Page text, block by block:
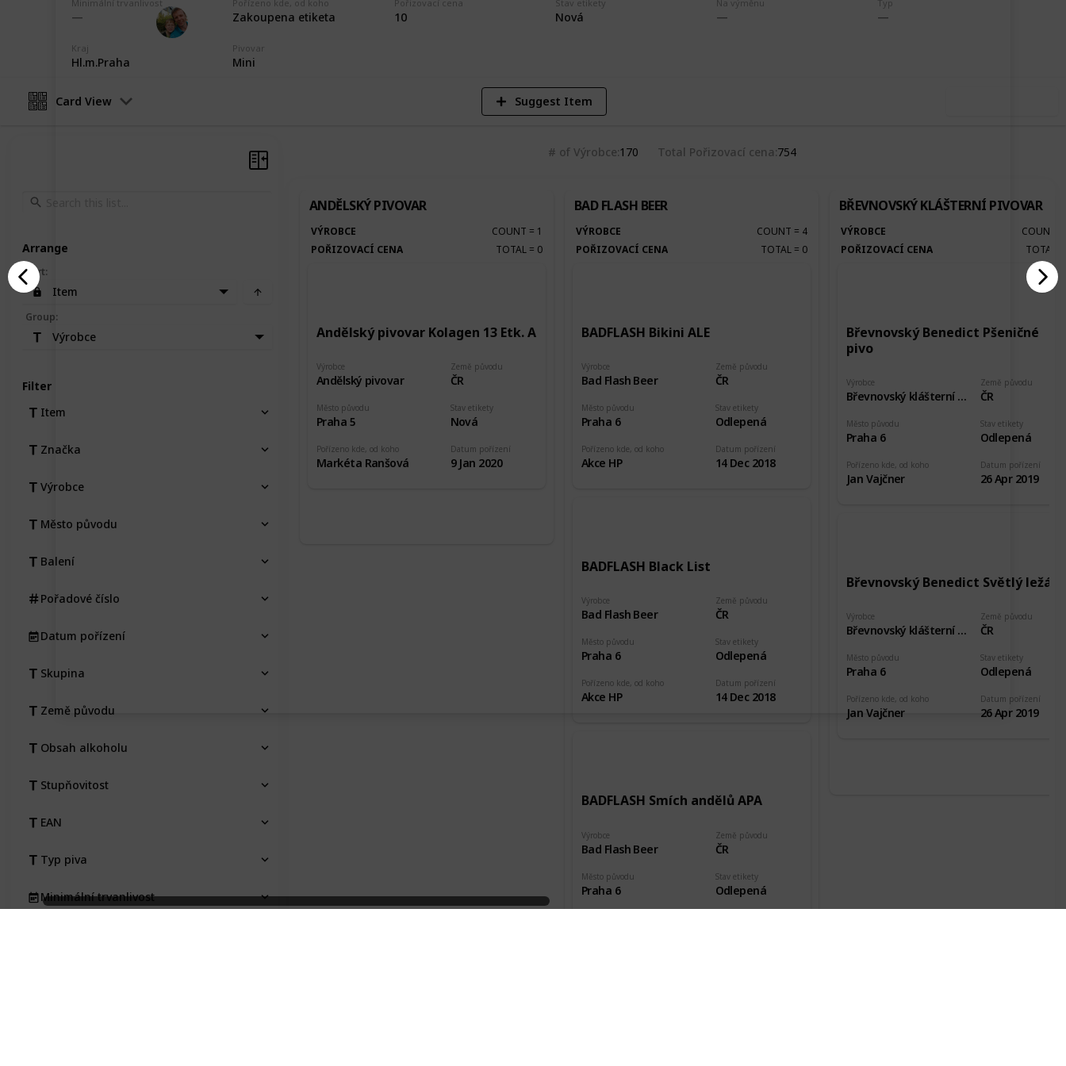
Minimální trvanlivost Pořízeno kde, od koho
Zakoupena etiketa
Pořizovací cena
10
Stav etikety
Nová
Na výměnu Typ
Kraj
Hl.m.Praha
Pivovar
Mini
Marek Ranš 4,851 Share
Card View Suggest Item
# of Výrobce 170 Total Pořizovací cena 754
ANDĚLSKÝ PIVOVAR
VÝROBCE COUNT = 1
POŘIZOVACÍ CENA
TOTAL = 0
Andělský pivovar Kolagen 13 Etk. A
Výrobce
Andělský pivovar
Země původu
ČR
Pořízeno kde, od koho
Markéta Ranšová
Stav etikety
Nová
Datum pořízení
9 Jan 2020
Město původu
Praha 5
BAD FLASH BEER
VÝROBCE COUNT = 4
POŘIZOVACÍ CENA
TOTAL = 0
BADFLASH Bikini ALE
Výrobce
Bad Flash Beer
Země původu
ČR
Pořízeno kde, od koho
Akce HP
Stav etikety
Odlepená
Datum pořízení
14 Dec 2018
Město původu
Praha 6
BADFLASH Black List
Výrobce
Bad Flash Beer
Země původu
ČR
Pořízeno kde, od koho
Akce HP
Stav etikety
Odlepená
Datum pořízení
14 Dec 2018
Město původu
Praha 6
BADFLASH Smích andělů APA
Výrobce
Bad Flash Beer
Země původu
ČR
Stav etikety
Odlepená
Město původu
Praha 6
BŘEVNOVSKÝ KLÁŠTERNÍ PIVOVAR
VÝROBCE COUNT
POŘIZOVACÍ CENA
TOTAL
Břevnovský Benedict Pšeničné
pivo
Výrobce
Břevnovský klášterní pivovar
Země původu
ČR
Pořízeno kde, od koho
Jan Vajčner
Stav etikety
Odlepená
Datum pořízení
26 Apr 2019
Město původu
Praha 6
Břevnovský Benedict Světlý ležák
Výrobce
Břevnovský klášterní pivovar
Země původu
ČR
Pořízeno kde, od koho
Jan Vajčner
Stav etikety
Odlepená
Datum pořízení
26 Apr 2019
Město původu
Praha 6
Arrange
Sort:
Item
Group:
Výrobce
Filter
Item
Značka
Výrobce
Město původu
Balení
Pořadové číslo
Datum pořízení
Skupina
Země původu
Obsah alkoholu
Stupňovitost
EAN
Typ piva
Minimální trvanlivost